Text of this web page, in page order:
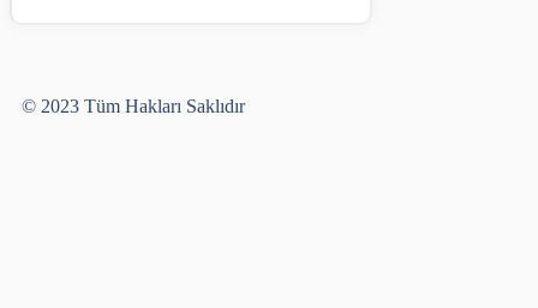
© 2023 Tüm Hakları Saklıdır